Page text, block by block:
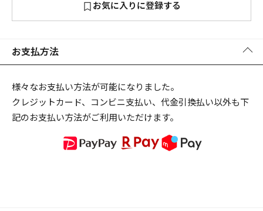
お気に入りに登録する
お支払方法
様々なお支払い方法が可能になりました。
クレジットカード、コンビニ支払い、代金引換払い以外も下
記のお支払い方法がご利用いただけます。